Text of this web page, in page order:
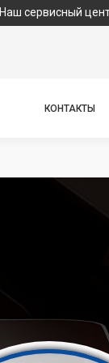
центр
КОНТАКТЫ